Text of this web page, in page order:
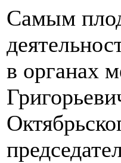
Самым
в органах